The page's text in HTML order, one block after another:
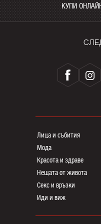
КУПИ
Лица и събития
Мода
Красота и здраве
Нещата от живота
Секс и връзки
Иди и виж